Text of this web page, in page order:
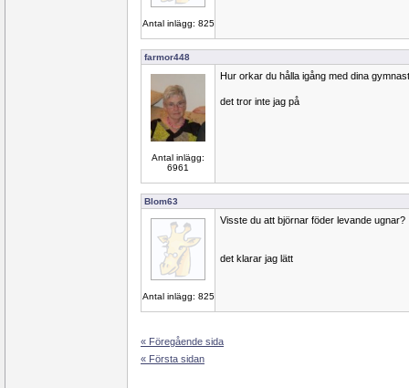
Antal inlägg: 825
farmor448
Antal inlägg:
6961
Hur orkar du hålla igång med dina
det tror inte jag på
Blom63
Antal inlägg: 825
Visste du att björnar föder levande ugnar?
det klarar jag lätt
« Föregående sida
« Första sidan